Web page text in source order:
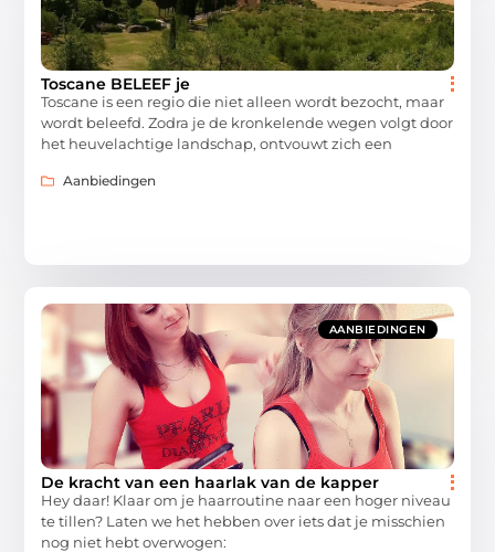
Toscane BELEEF je
Toscane is een regio die niet alleen wordt bezocht, maar
wordt beleefd. Zodra je de kronkelende wegen volgt door
het heuvelachtige landschap, ontvouwt zich een
Aanbiedingen
AANBIEDINGEN
De kracht van een haarlak van de kapper
Hey daar! Klaar om je haarroutine naar een hoger niveau
te tillen? Laten we het hebben over iets dat je misschien
nog niet hebt overwogen: